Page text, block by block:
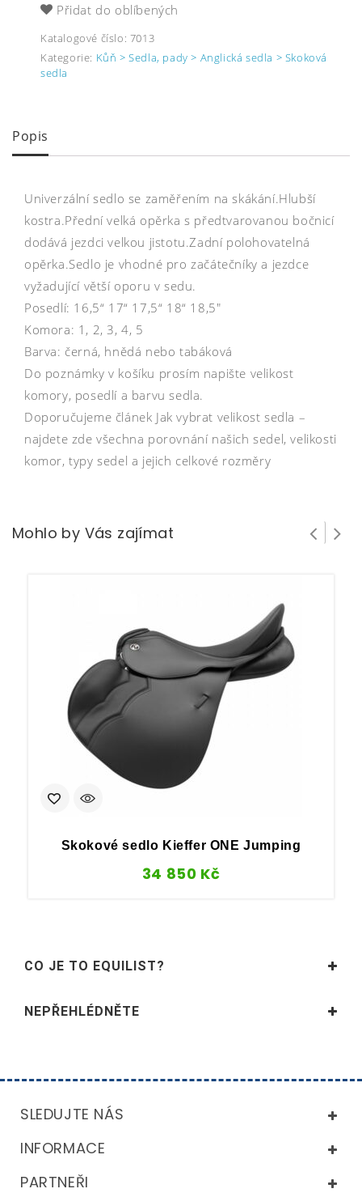
Přidat do oblíbených
Katalogové číslo: 7013
Kategorie: Kůň > Sedla, pady > Anglická sedla > Skoková
sedla
Popis
Univerzální sedlo se zaměřením na skákání.Hlubší
kostra.Přední velká opěrka s předtvarovanou bočnicí
dodává jezdci velkou jistotu.Zadní polohovatelná
opěrka.Sedlo je vhodné pro začátečníky a jezdce
vyžadující větší oporu v sedu.
Posedlí: 16,5“ 17“ 17,5“ 18“ 18,5″
Komora: 1, 2, 3, 4, 5
Barva: černá, hnědá nebo tabáková
Do poznámky v košíku prosím napište velikost
komory, posedlí a barvu sedla.
Doporučujeme článek Jak vybrat velikost sedla –
najdete zde všechna porovnání našich sedel, velikosti
komor, typy sedel a jejich celkové rozměry
Mohlo by Vás zajímat
Skokové sedlo Kieffer ONE Jumping
34 850 Kč
CO JE TO EQUILIST?
NEPŘEHLÉDNĚTE
SLEDUJTE NÁS
INFORMACE
PARTNEŘI